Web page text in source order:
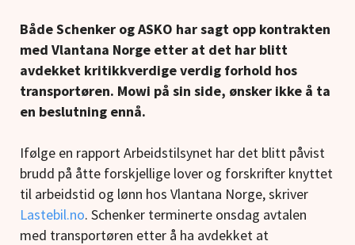
Både Schenker og ASKO har sagt opp kontrakten
med Vlantana Norge etter at det har blitt
avdekket kritikkverdige verdig forhold hos
transportøren. Mowi på sin side, ønsker ikke å ta
en beslutning ennå.
Ifølge en rapport Arbeidstilsynet har det blitt påvist
brudd på åtte forskjellige lover og forskrifter knyttet
til arbeidstid og lønn hos Vlantana Norge, skriver
Lastebil.no. Schenker terminerte onsdag avtalen
med transportøren etter å ha avdekket at